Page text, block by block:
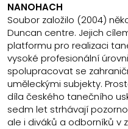
NANOHACH
Soubor založilo (2004)
Duncan centre. Jejich
platformu pro realizaci
vysoké profesionální
spolupracovat se
uměleckými subjekty.
díla českého tanečního
sedm let strhávají
ale i diváků a odborníků v